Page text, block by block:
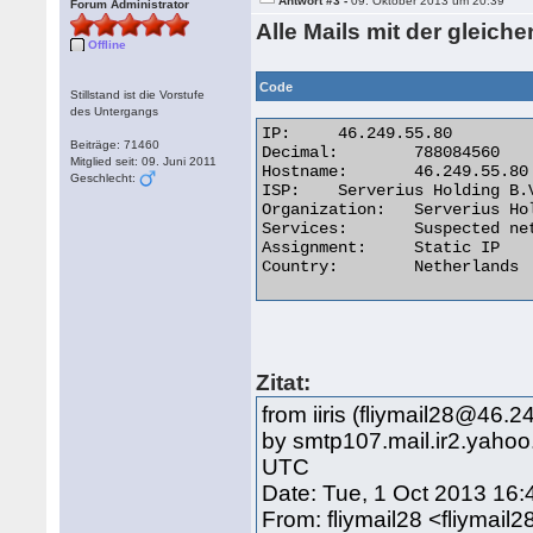
Forum Administrator
Offline
Stillstand ist die Vorstufe
des Untergangs
Beiträge: 71460
Mitglied seit: 09. Juni 2011
Geschlecht:
Alle Mails mit der
Code
IP:	46.249.55.80
Decimal:	788084560
Hostname:	46.249.55.80
ISP:	Serverius Holding B.V.
Organization:	Serverius Holding B.V.
Services:	Suspected network sharing device
Assignment:	Static IP
Country:	Netherlands
Zitat:
from iiris
by
UTC
Date: Tue, 1 Oct 2013
From: fliymail28